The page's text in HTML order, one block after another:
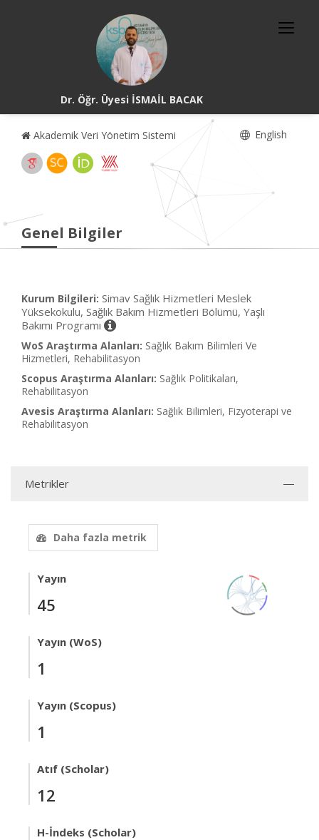
Dr. Öğr. Üyesi İSMAİL BACAK
Akademik Veri Yönetim Sistemi English
Genel Bilgiler
Kurum Bilgileri: Simav Sağlık Hizmetleri Meslek
Yüksekokulu, Sağlık Bakım Hizmetleri Bölümü, Yaşlı
Bakımı Programı
WoS Araştırma Alanları: Sağlık Bakım Bilimleri Ve
Hizmetleri, Rehabilitasyon
Scopus Araştırma Alanları: Sağlık Politikaları,
Rehabilitasyon
Avesis Araştırma Alanları: Sağlık Bilimleri, Fizyoterapi ve
Rehabilitasyon
Metrikler
Daha fazla metrik
Yayın
45
Yayın (WoS)
1
Yayın (Scopus)
1
Atıf (Scholar)
12
H-İndeks (Scholar)